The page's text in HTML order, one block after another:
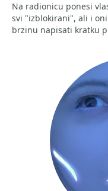
Na radionicu ponesi
svi "izblokirani", ali i
brzinu napisati kratku